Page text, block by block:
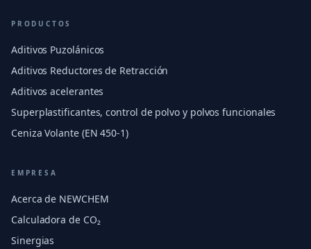
PRODUCTOS
Aditivos Puzolánicos
Aditivos Reductores de Retracción
Aditivos acelerantes
Superplastificantes, control de polvo y polvos funcionales
Ceniza Volante (EN 450-1)
EMPRESA
Acerca de NEWCHEM
Calculadora de CO₂
Sinergias